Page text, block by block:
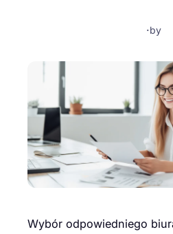
·by
Wybór odpowiedniego